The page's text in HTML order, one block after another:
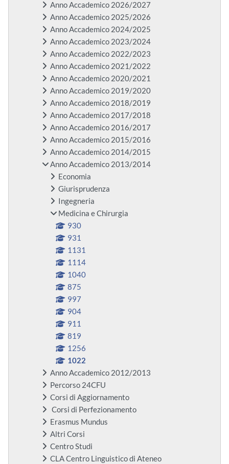
Anno Accademico 2026/2027
Anno Accademico 2025/2026
Anno Accademico 2024/2025
Anno Accademico 2023/2024
Anno Accademico 2022/2023
Anno Accademico 2021/2022
Anno Accademico 2020/2021
Anno Accademico 2019/2020
Anno Accademico 2018/2019
Anno Accademico 2017/2018
Anno Accademico 2016/2017
Anno Accademico 2015/2016
Anno Accademico 2014/2015
Anno Accademico 2013/2014
Economia
Giurisprudenza
Ingegneria
Medicina e Chirurgia
930
931
1131
1114
1040
875
997
904
911
819
1256
1022
Anno Accademico 2012/2013
Percorso 24CFU
Corsi di Aggiornamento
Corsi di Perfezionamento
Erasmus Mundus
Altri Corsi
Centro Studi
CLA Centro Linguistico di Ateneo